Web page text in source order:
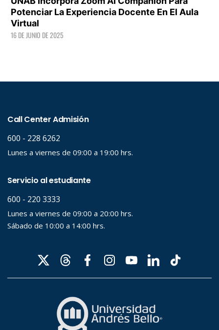
Potenciar La Experiencia Docente En El Aula
Virtual
16 DE JUNIO DE 2025